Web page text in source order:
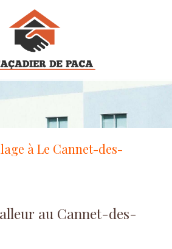
à Le Cannet-des-
au Cannet-des-